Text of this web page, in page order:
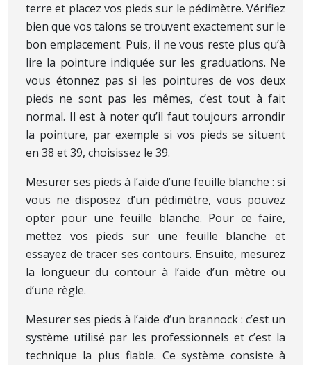
terre et placez vos pieds sur le pédimètre. Vérifiez
bien que vos talons se trouvent exactement sur le
bon emplacement. Puis, il ne vous reste plus qu’à
lire la pointure indiquée sur les graduations. Ne
vous étonnez pas si les pointures de vos deux
pieds ne sont pas les mêmes, c’est tout à fait
normal. Il est à noter qu’il faut toujours arrondir
la pointure, par exemple si vos pieds se situent
en 38 et 39, choisissez le 39.
Mesurer ses pieds à l’aide d’une feuille blanche : si
vous ne disposez d’un pédimètre, vous pouvez
opter pour une feuille blanche. Pour ce faire,
mettez vos pieds sur une feuille blanche et
essayez de tracer ses contours. Ensuite, mesurez
la longueur du contour à l’aide d’un mètre ou
d’une règle.
Mesurer ses pieds à l’aide d’un brannock : c’est un
système utilisé par les professionnels et c’est la
technique la plus fiable. Ce système consiste à